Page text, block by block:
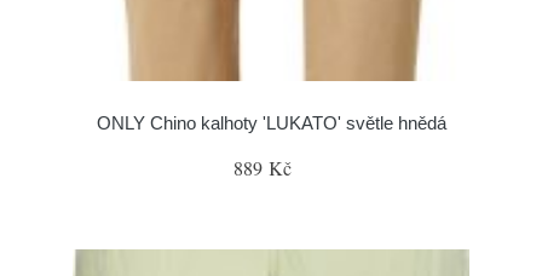
ONLY Chino kalhoty 'LUKATO' světle hnědá
889 Kč